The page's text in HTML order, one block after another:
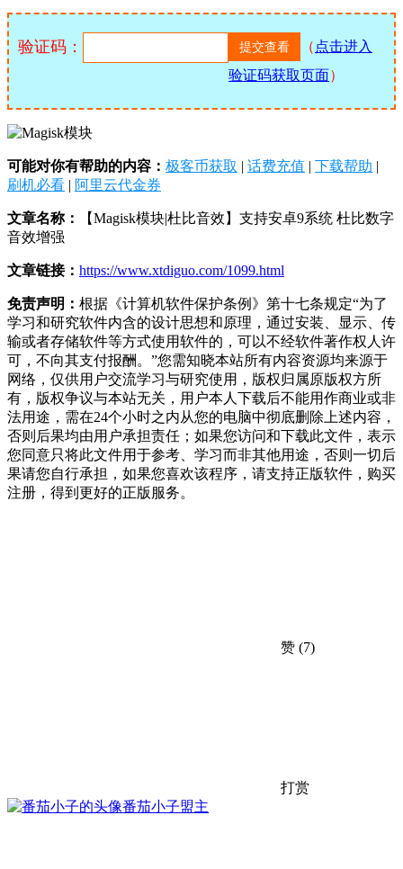
验证码： （ 点击进入
验证码获取页面）
可能对你有帮助的内容： 极客币获取 | 话费充值 | 下载帮助 |
刷机必看 | 阿里云代金券
文章名称：
【Magisk模块|杜比音效】支持安卓9系统 杜比数字
音效增强
文章链接： https://www.xtdiguo.com/1099.html
免责声明： 根据《计算机软件保护条例》第十七条规定“为了
学习和研究软件内含的设计思想和原理，通过安装、显示、传
输或者存储软件等方式使用软件的，可以不经软件著作权人许
可，不向其支付报酬。”您需知晓本站所有内容资源均来源于
网络，仅供用户交流学习与研究使用，版权归属原版权方所
有，版权争议与本站无关，用户本人下载后不能用作商业或非
法用途，需在24个小时之内从您的电脑中彻底删除上述内容，
否则后果均由用户承担责任；如果您访问和下载此文件，表示
您同意只将此文件用于参考、学习而非其他用途，否则一切后
果请您自行承担，如果您喜欢该程序，请支持正版软件，购买
注册，得到更好的正版服务。
赞 (7)
打赏
番茄小子盟主